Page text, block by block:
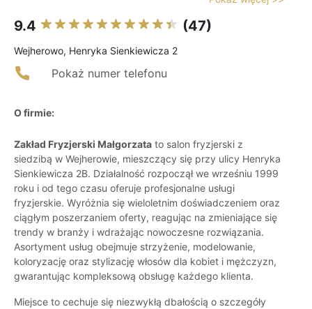
9.4 (47)
Wejherowo, Henryka Sienkiewicza 2
Pokaż numer telefonu
O firmie:
Zakład Fryzjerski Małgorzata to salon fryzjerski z
siedzibą w Wejherowie, mieszczący się przy ulicy Henryka
Sienkiewicza 2B. Działalność rozpoczął we wrześniu 1999
roku i od tego czasu oferuje profesjonalne usługi
fryzjerskie. Wyróżnia się wieloletnim doświadczeniem oraz
ciągłym poszerzaniem oferty, reagując na zmieniające się
trendy w branży i wdrażając nowoczesne rozwiązania.
Asortyment usług obejmuje strzyżenie, modelowanie,
koloryzację oraz stylizację włosów dla kobiet i mężczyzn,
gwarantując kompleksową obsługę każdego klienta.
Miejsce to cechuje się niezwykłą dbałością o szczegóły